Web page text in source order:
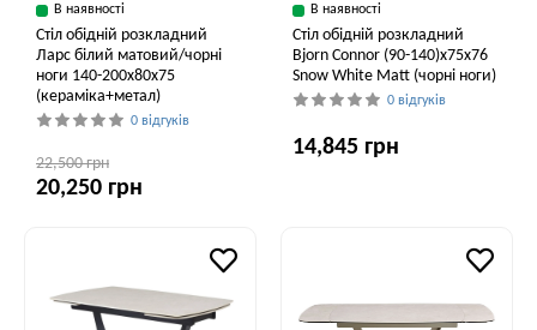
В наявності
Стіл обідній розкладний
Ларс білий матовий/чорні
ноги 140-200x80x75
(кераміка+метал)
0 відгуків
22,500 грн
20,250 грн
В наявності
Стіл обідній розкладний
Bjorn Connor (90-140)х75х76
Snow White Matt (чорні ноги)
0 відгуків
14,845 грн